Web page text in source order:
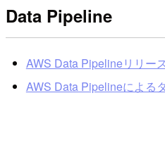
Data Pipeline
AWS Data Pipelineリリー
AWS Data Pipelineによる